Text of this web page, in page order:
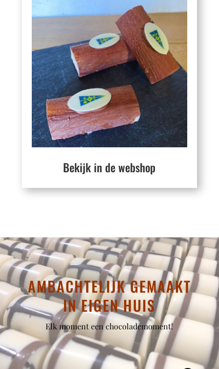
Bekijk in de webshop
AMBACHTELIJK GEMAAKT
IN EIGEN HUIS
Elk moment een chocolademoment!